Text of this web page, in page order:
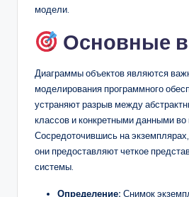
модели.
Основные
Диаграммы объектов являются
моделирования программного
устраняют разрыв между
классов и конкретными данными
Сосредоточившись на экземплярах,
они предоставляют четкое
системы.
Определение: Снимок